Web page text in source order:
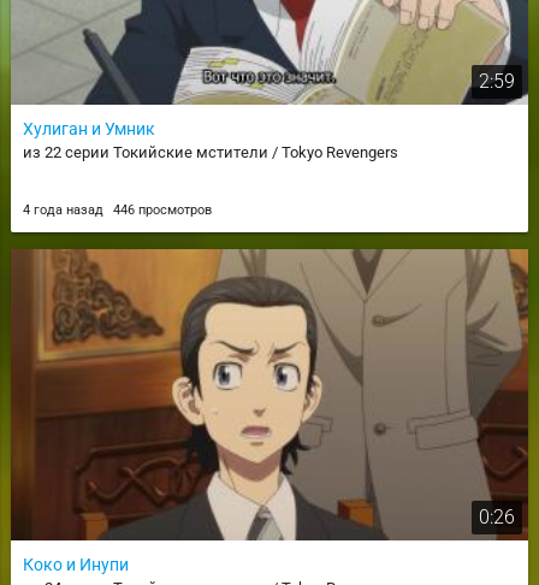
2:59
Хулиган и Умник
из 22 серии Токийские мстители / Tokyo Revengers
4 года назад 446 просмотров
0:26
Коко и Инупи